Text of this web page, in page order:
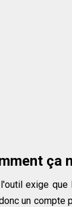
ça
exige
un compte